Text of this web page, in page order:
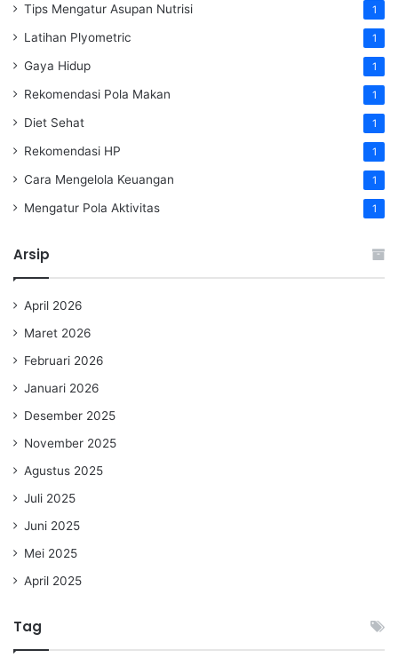
Tips Mengatur Asupan Nutrisi 1
Latihan Plyometric 1
Gaya Hidup 1
Rekomendasi Pola Makan 1
Diet Sehat 1
Rekomendasi HP 1
Cara Mengelola Keuangan 1
Mengatur Pola Aktivitas 1
Arsip
April 2026
Maret 2026
Februari 2026
Januari 2026
Desember 2025
November 2025
Agustus 2025
Juli 2025
Juni 2025
Mei 2025
April 2025
Tag